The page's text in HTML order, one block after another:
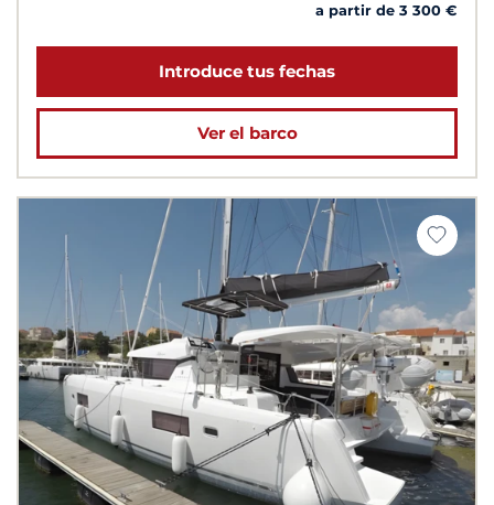
a partir de 3 300 €
Introduce tus fechas
Ver el barco